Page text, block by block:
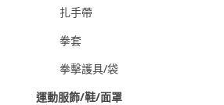
扎手帶
拳套
拳擊護具/袋
運動服飾/鞋/面罩